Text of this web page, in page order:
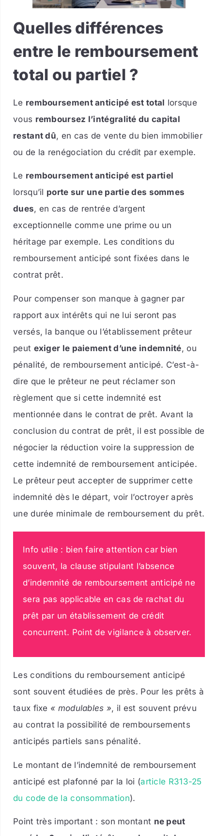
Quelles différences
entre le remboursement
total ou partiel ?
Le remboursement anticipé est total lorsque
vous remboursez l’intégralité du capital
restant dû, en cas de vente du bien immobilier
ou de la renégociation du crédit par exemple.
Le remboursement anticipé est partiel
lorsqu’il porte sur une partie des sommes
dues, en cas de rentrée d’argent
exceptionnelle comme une prime ou un
héritage par exemple. Les conditions du
remboursement anticipé sont fixées dans le
contrat prêt.
Pour compenser son manque à gagner par
rapport aux intérêts qui ne lui seront pas
versés, la banque ou l’établissement prêteur
peut exiger le paiement d’une indemnité, ou
pénalité, de remboursement anticipé. C’est-à-
dire que le prêteur ne peut réclamer son
règlement que si cette indemnité est
mentionnée dans le contrat de prêt. Avant la
conclusion du contrat de prêt, il est possible de
négocier la réduction voire la suppression de
cette indemnité de remboursement anticipée.
Le prêteur peut accepter de supprimer cette
indemnité dès le départ, voir l’octroyer après
une durée minimale de remboursement du prêt.
Info utile : bien faire attention car bien
souvent, la clause stipulant l’absence
d’indemnité de remboursement anticipé ne
sera pas applicable en cas de rachat du
prêt par un établissement de crédit
concurrent. Point de vigilance à observer.
Les conditions du remboursement anticipé
sont souvent étudiées de près. Pour les prêts à
taux fixe « modulables », il est souvent prévu
au contrat la possibilité de remboursements
anticipés partiels sans pénalité.
Le montant de l’indemnité de remboursement
anticipé est plafonné par la loi (article R313-25
du code de la consommation).
Point très important : son montant ne peut